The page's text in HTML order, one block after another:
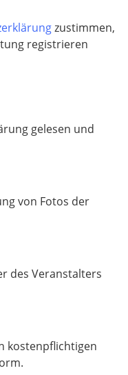
zustimmen,
registrieren
gelesen und
von Fotos der
des Veranstalters
kostenpflichtigen